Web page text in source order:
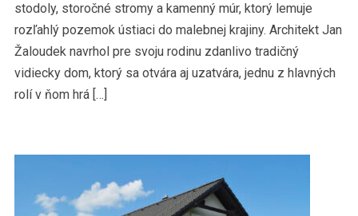
stodoly, storočné stromy a kamenný múr, ktorý lemuje
rozľahlý pozemok ústiaci do malebnej krajiny. Architekt Jan
Žaloudek navrhol pre svoju rodinu zdanlivo tradičný
vidiecky dom, ktorý sa otvára aj uzatvára, jednu z hlavných
rolí v ňom hrá […]